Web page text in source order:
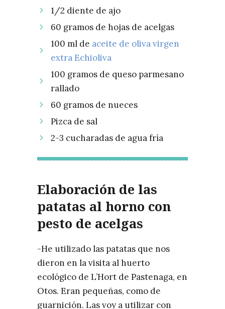
1/2 diente de ajo
60 gramos de hojas de acelgas
100 ml de aceite de oliva virgen
extra Echioliva
100 gramos de queso parmesano
rallado
60 gramos de nueces
Pizca de sal
2-3 cucharadas de agua fría
Elaboración de las
patatas al horno con
pesto de acelgas
-He utilizado las patatas que nos
dieron en la visita al huerto
ecológico de L’Hort de Pastenaga, en
Otos. Eran pequeñas, como de
guarnición. Las voy a utilizar con